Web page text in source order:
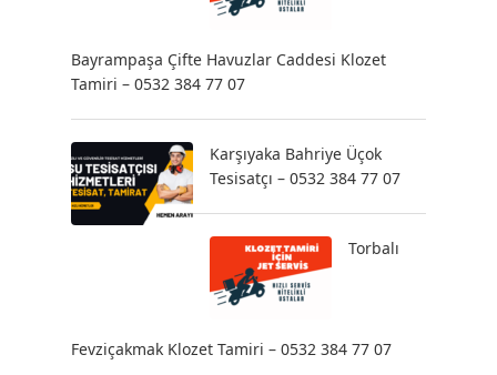
Bayrampaşa Çifte Havuzlar Caddesi Klozet
Tamiri – 0532 384 77 07
Karşıyaka Bahriye Üçok
Tesisatçı – 0532 384 77 07
Torbalı
Fevziçakmak Klozet Tamiri – 0532 384 77 07